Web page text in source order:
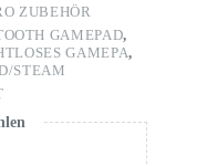
ZUBEHÖR
GAMEPAD,
GAMEPA,
STEAM